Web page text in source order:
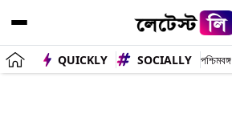
QUICKLY SOCIALLY পশ্চিমবঙ্গ